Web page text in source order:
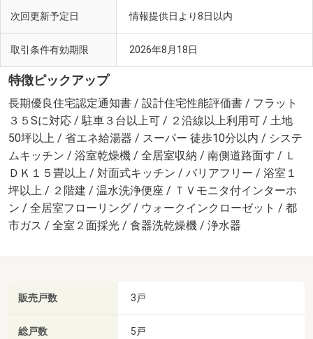
次回更新予定日 情報提供日より8日以内
取引条件有効期限 2026年8月18日
特徴ピックアップ
長期優良住宅認定通知書 / 設計住宅性能評価書 / フラット
３５Sに対応 / 駐車３台以上可 / ２沿線以上利用可 / 土地
50坪以上 / 省エネ給湯器 / スーパー 徒歩10分以内 / システ
ムキッチン / 浴室乾燥機 / 全居室収納 / 南側道路面す / Ｌ
ＤＫ１５畳以上 / 対面式キッチン / バリアフリー / 浴室１
坪以上 / ２階建 / 温水洗浄便座 / ＴＶモニタ付インターホ
ン / 全居室フローリング / ウォークインクローゼット / 都
市ガス / 全室２面採光 / 食器洗乾燥機 / 浄水器
販売戸数 3戸
総戸数 5戸